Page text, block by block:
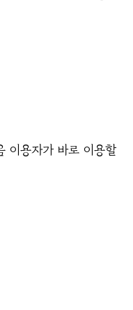
이용자가 바로 이용할